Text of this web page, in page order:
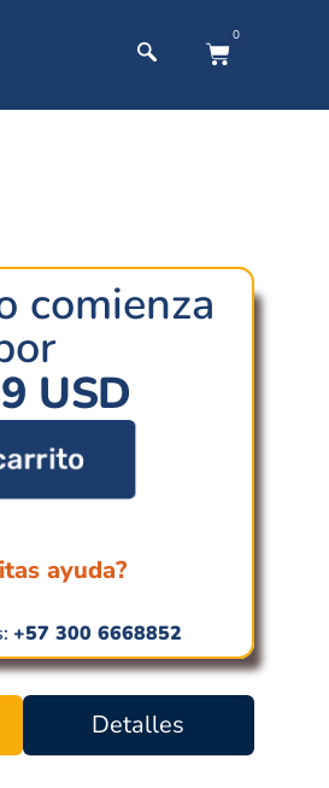
0
comienza
USD
ayuda?
+57 300 6668852
Detalles